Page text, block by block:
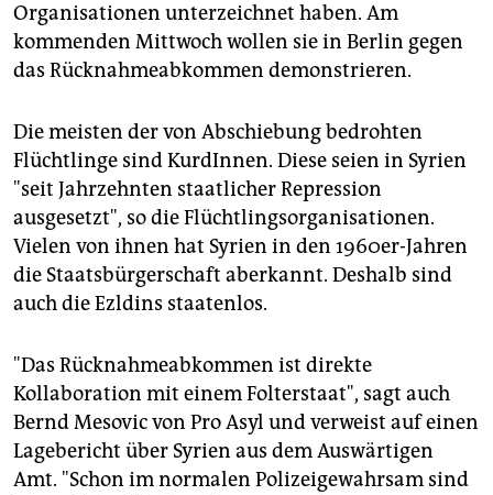
Organisationen unterzeichnet haben. Am
kommenden Mittwoch wollen sie in Berlin gegen
das Rücknahmeabkommen demonstrieren.
Die meisten der von Abschiebung bedrohten
Flüchtlinge sind KurdInnen. Diese seien in Syrien
"seit Jahrzehnten staatlicher Repression
ausgesetzt", so die Flüchtlingsorganisationen.
Vielen von ihnen hat Syrien in den 1960er-Jahren
die Staatsbürgerschaft aberkannt. Deshalb sind
auch die Ezldins staatenlos.
"Das Rücknahmeabkommen ist direkte
Kollaboration mit einem Folterstaat", sagt auch
Bernd Mesovic von Pro Asyl und verweist auf einen
Lagebericht über Syrien aus dem Auswärtigen
Amt. "Schon im normalen Polizeigewahrsam sind